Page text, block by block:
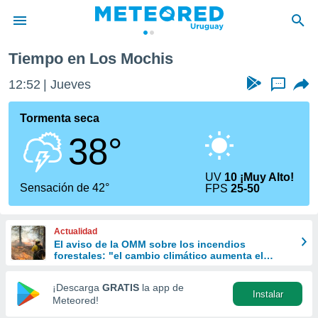
de
ha
para
calidad.
a este
las
y
forma
digital
basada
Tiempo en Los Mochis
12:52 Jueves ...
Tormenta seca
38°
Sensación de 42°
UV 10 ¡Muy Alto!
FPS25-50
Actualidad
El aviso de la OMM sobre los incendios
forestales: "el cambio climático aumenta el
¡Descarga GRATIS la app de
Meteored!
Instalar